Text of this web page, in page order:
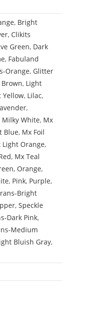
, Bright
, Clikits
Green, Dark
, Fabuland
Orange, Glitter
, Light
Yellow, Lilac,
,
Milky White, Mx
Blue, Mx Foil
Light Orange,
, Mx Teal
, Orange,
, Pink, Purple,
Bright
, Speckle
Dark Pink,
Medium
Bluish Gray,